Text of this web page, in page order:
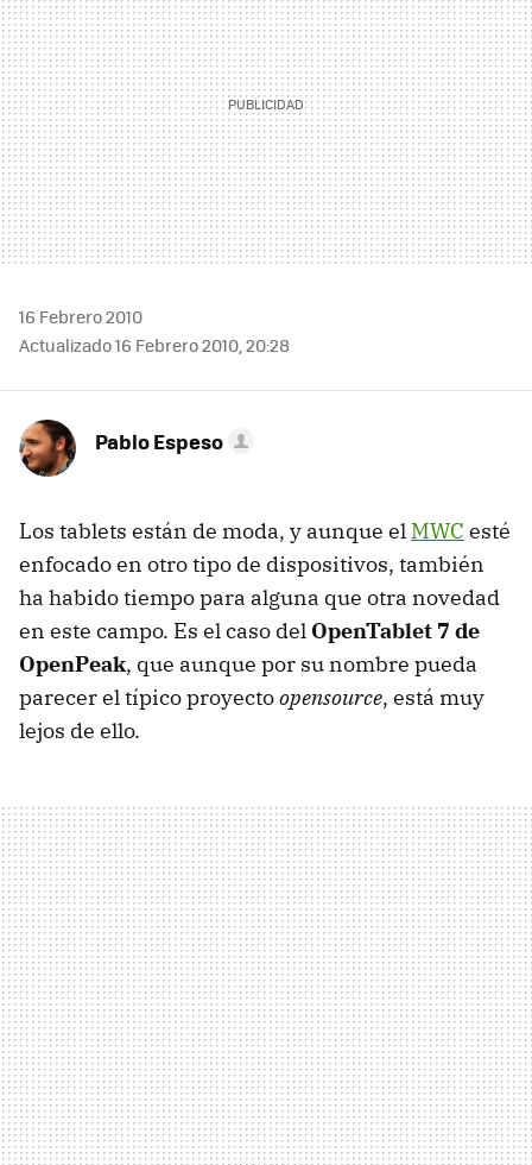
16 Febrero 2010
Actualizado 16 Febrero 2010, 20:28
Pablo Espeso
Los tablets están de moda, y aunque el MWC esté
enfocado en otro tipo de dispositivos, también
ha habido tiempo para alguna que otra novedad
en este campo. Es el caso del OpenTablet 7 de
OpenPeak, que aunque por su nombre pueda
parecer el típico proyectoopensource, está muy
lejos de ello.